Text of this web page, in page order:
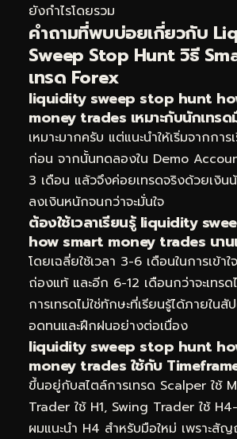
ยังกำไรโดยรวม
คำถามที่พบบ่อยเกี่ยวกับ
Sweep Stop Hunt วิธี
เทรด Forex
liquidity sweep stop hunt
money trades เหมาะกับนักเทรด
เหมาะมากครับ แต่แนะนำให้เริ่มจากกา
ก่อน จากนั้นทดลองใน Demo
3 เดือน แล้วจึงค่อยเทรดจริงด้วยเงิน
ลงเงินหนักจนกว่าจะมั่นใจ
ต้องใช้เวลาเรียนรู้ liquidity
how smart money trades นาน
โดยเฉลี่ยใช้เวลา 3-6 เดือนในการเข้า
ถ่องแท้ และอีก 6-12 เดือนกว่าจะเทรด
การเทรดไม่ใช่ทักษะที่เรียนรู้ได้ภายใน
อดทนและฝึกฝนอย่างต่อเนื่อง
liquidity sweep stop hunt
money trades ใช้กับ
ขึ้นอยู่กับสไตล์การเทรด Scalper ใช้
Trader ใช้ H1, Swing Trader ใช้
ผมแนะนำ H4 สำหรับมือใหม่ เพราะ